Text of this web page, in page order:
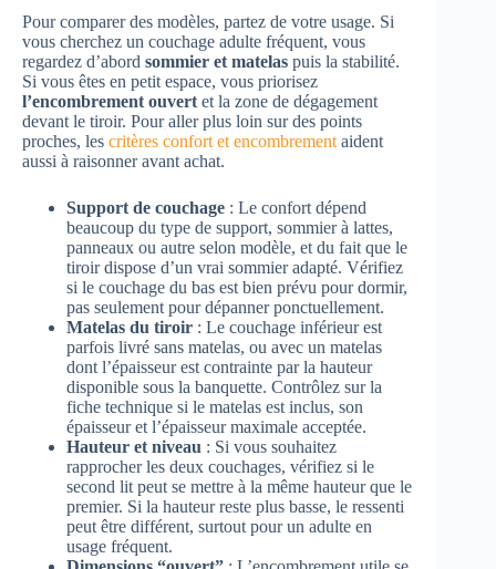
Pour comparer des modèles, partez de votre usage. Si
vous cherchez un couchage adulte fréquent, vous
regardez d’abord sommier et matelas puis la stabilité.
Si vous êtes en petit espace, vous priorisez
l’encombrement ouvertet la zone de dégagement
devant le tiroir. Pour aller plus loin sur des points
proches, les critères confort et encombrementaident
aussi à raisonner avant achat.
Support de couchage : Le confort dépend
beaucoup du type de support, sommier à lattes,
panneaux ou autre selon modèle, et du fait que le
tiroir dispose d’un vrai sommier adapté. Vérifiez
si le couchage du bas est bien prévu pour dormir,
pas seulement pour dépanner ponctuellement.
Matelas du tiroir : Le couchage inférieur est
parfois livré sans matelas, ou avec un matelas
dont l’épaisseur est contrainte par la hauteur
disponible sous la banquette. Contrôlez sur la
fiche technique si le matelas est inclus, son
épaisseur et l’épaisseur maximale acceptée.
Hauteur et niveau : Si vous souhaitez
rapprocher les deux couchages, vérifiez si le
second lit peut se mettre à la même hauteur que le
premier. Si la hauteur reste plus basse, le ressenti
peut être différent, surtout pour un adulte en
usage fréquent.